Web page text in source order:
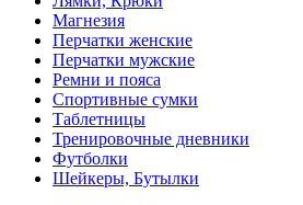
Магнезия
Перчатки женские
Перчатки мужские
Ремни и пояса
Спортивные сумки
Таблетницы
Тренировочные дневники
Футболки
Шейкеры, Бутылки